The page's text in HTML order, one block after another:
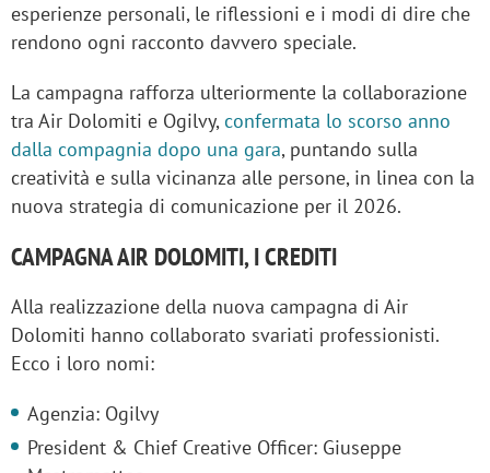
esperienze personali, le riflessioni e i modi di dire che
rendono ogni racconto davvero speciale.
La campagna rafforza ulteriormente la collaborazione
tra Air Dolomiti e Ogilvy,confermata lo scorso anno
dalla compagnia dopo una gara, puntando sulla
creatività e sulla vicinanza alle persone, in linea con la
nuova strategia di comunicazione per il 2026.
CAMPAGNA AIR DOLOMITI, I CREDITI
Alla realizzazione della nuova campagna di Air
Dolomiti hanno collaborato svariati professionisti.
Ecco i loro nomi:
Agenzia: Ogilvy
President & Chief Creative Officer: Giuseppe